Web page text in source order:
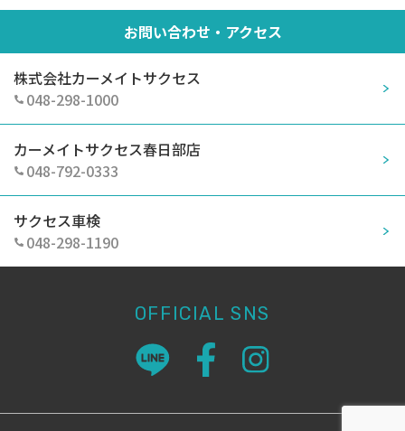
お問い合わせ・アクセス
株式会社カーメイトサクセス
048-298-1000
カーメイトサクセス春日部店
048-792-0333
サクセス車検
048-298-1190
OFFICIAL SNS